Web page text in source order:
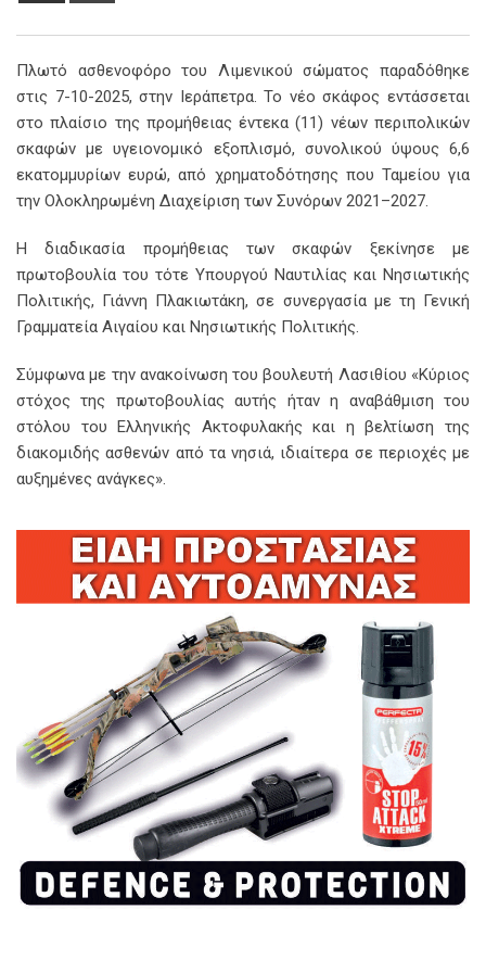
Πλωτό ασθενοφόρο του Λιμενικού σώματος παραδόθηκε
στις 7-10-2025, στην Ιεράπετρα. Το νέο σκάφος εντάσσεται
στο πλαίσιο της προμήθειας έντεκα (11) νέων περιπολικών
σκαφών με υγειονομικό εξοπλισμό, συνολικού ύψους 6,6
εκατομμυρίων ευρώ, από χρηματοδότησης που Ταμείου για
την Ολοκληρωμένη Διαχείριση των Συνόρων 2021–2027.
Η διαδικασία προμήθειας των σκαφών ξεκίνησε με
πρωτοβουλία του τότε Υπουργού Ναυτιλίας και Νησιωτικής
Πολιτικής, Γιάννη Πλακιωτάκη, σε συνεργασία με τη Γενική
Γραμματεία Αιγαίου και Νησιωτικής Πολιτικής.
Σύμφωνα με την ανακοίνωση του βουλευτή Λασιθίου «Κύριος
στόχος της πρωτοβουλίας αυτής ήταν η αναβάθμιση του
στόλου του Ελληνικής Ακτοφυλακής και η βελτίωση της
διακομιδής ασθενών από τα νησιά, ιδιαίτερα σε περιοχές με
αυξημένες ανάγκες».